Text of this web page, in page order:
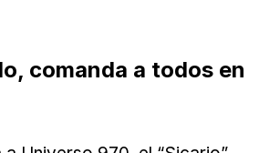
comanda a todos en